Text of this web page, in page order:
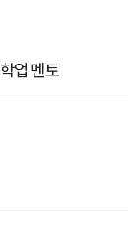
학업멘토